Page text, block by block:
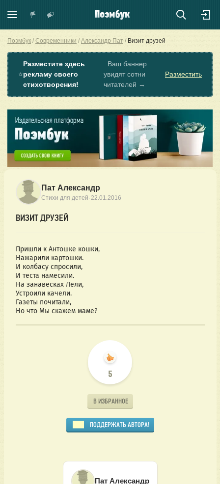
Поэмбук Современники Александр Пат Визит друзей
⭐
Разместите здесь
рекламу своего
стихотворения!
Ваш баннер
увидят сотни
читателей →
Разместить
Пат Александр
Стихи для детей ·22.01.2016
ВИЗИТ ДРУЗЕЙ
Пришли к Антошке кошки,
Нажарили картошки.
И колбасу спросили,
И теста намесили.
На занавесках Лели,
Устроили качели.
Газеты почитали,
Но что Мы скажем маме?
5
В ИЗБРАННОЕ
ПОДДЕРЖАТЬ АВТОРА!
Пат Александр